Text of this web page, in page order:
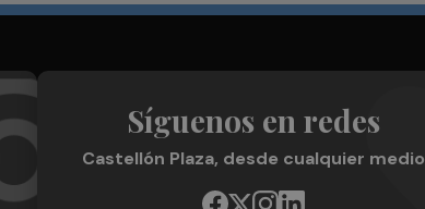
Síguenos en redes
Castellón Plaza, desde cualquier medio